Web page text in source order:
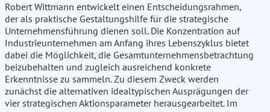
Robert Wittmann entwickelt einen Entscheidungsrahmen,
der als praktische Gestaltungshilfe für die strategische
Unternehmensführung dienen soll. Die Konzentration auf
Industrieunternehmen am Anfang ihres Lebenszyklus bietet
dabei die Möglichkeit, die Gesamtunternehmensbetrachtung
beizubehalten und zugleich ausreichend konkrete
Erkenntnisse zu sammeln. Zu diesem Zweck werden
zunächst die alternativen idealtypischen Ausprägungen der
vier strategischen Aktionsparameter herausgearbeitet. Im